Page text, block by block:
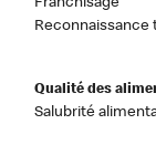
Franchisage
Reconnaissance
Qualité des
Salubrité